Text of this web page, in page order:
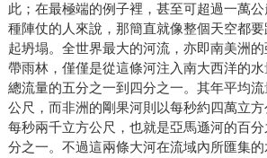
此；在最極端的例子裡，甚至可超過一萬
種陣仗的人來說，那簡直就像整個天空都
起坍塌。全世界最大的河流，亦即南美洲
帶雨林，僅僅是從這條河注入南大西洋的水
總流量的五分之一到四分之一。其年平均
公尺，而非洲的剛果河則以每秒約四萬立
每秒兩千立方公尺，也就是亞馬遜河的百
分之一。不過這兩條大河在流域內所匯集的